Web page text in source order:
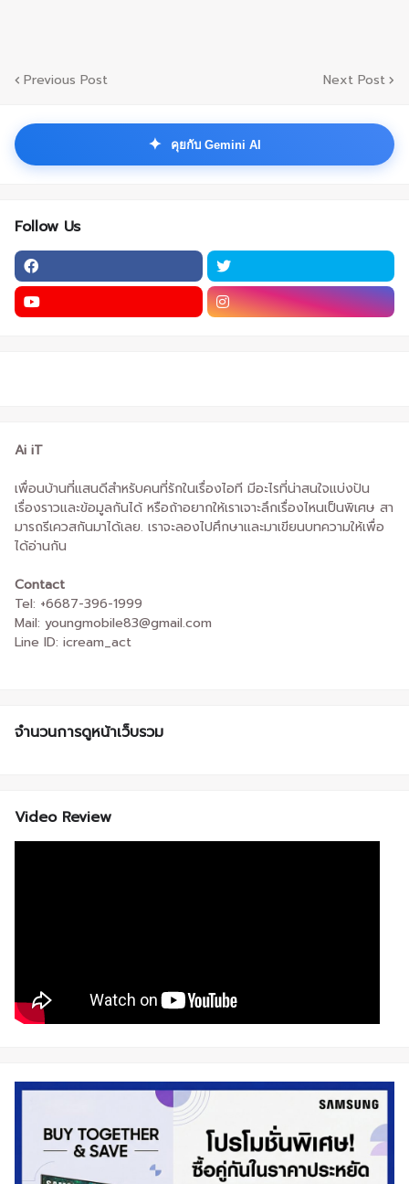
Previous Post Next Post
✦ คุยกับ Gemini AI
Follow Us
Ai iT
เพื่อนบ้านที่แสนดีสำหรับคนที่รักในเรื่องไอที มีอะไรที่น่าสนใจแบ่งปัน
เรื่องราวและข้อมูลกันได้ หรือถ้าอยากให้เราเจาะลึกเรื่องไหนเป็นพิเศษ สา
มารถรีเควสกันมาได้เลย. เราจะลองไปศึกษาและมาเขียนบทความให้เพื่อ
ได้อ่านกัน
Contact
Tel: +6687-396-1999
Mail: youngmobile83@gmail.com
Line ID: icream_act
จำนวนการดูหน้าเว็บรวม
Video Review